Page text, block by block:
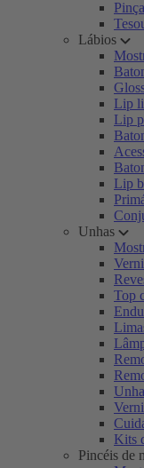
Lábios
Lip
Lip
Lip
Unhas
Top
Kits
Pincéis de